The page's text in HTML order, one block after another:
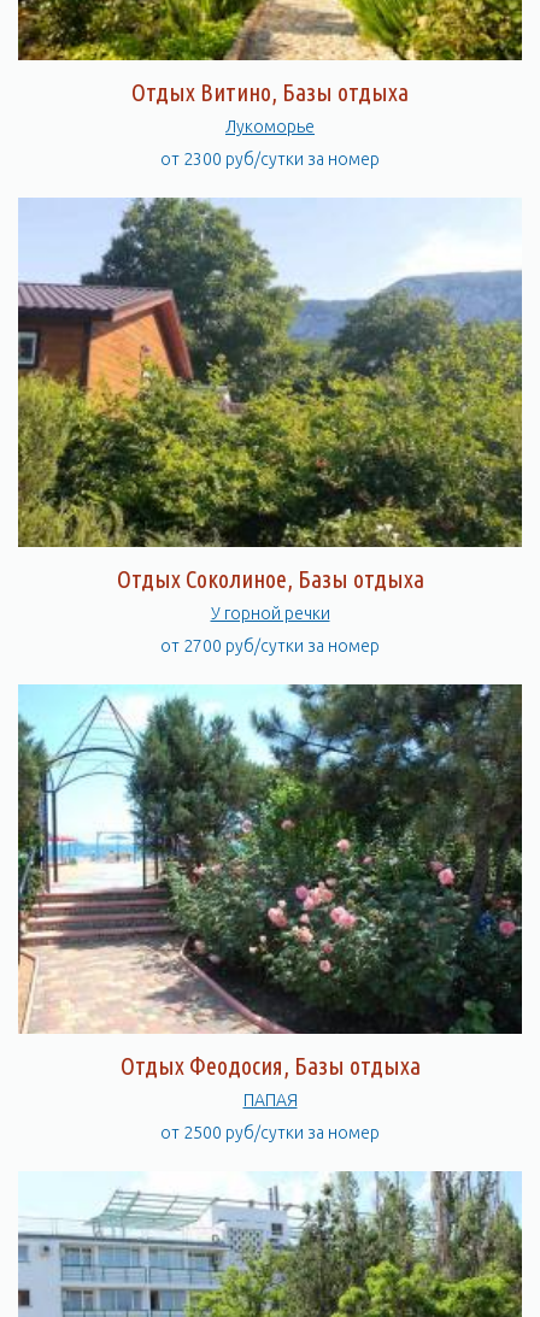
Отдых Витино, Базы отдыха
Лукоморье
от 2300 руб/сутки за номер
Отдых Соколиное, Базы отдыха
У горной речки
от 2700 руб/сутки за номер
Отдых Феодосия, Базы отдыха
ПАПАЯ
от 2500 руб/сутки за номер